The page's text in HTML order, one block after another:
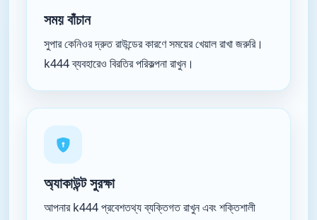
সময় বাঁচান
সুপার কেনিওর দ্রুত রাউন্ডের কারণে সময়ের খেয়াল রাখা জরুরি।
k444 ব্যবহারেও বিরতির পরিকল্পনা রাখুন।
অ্যাকাউন্ট সুরক্ষা
আপনার k444 প্রবেশতথ্য ব্যক্তিগত রাখুন এবং শক্তিশালী